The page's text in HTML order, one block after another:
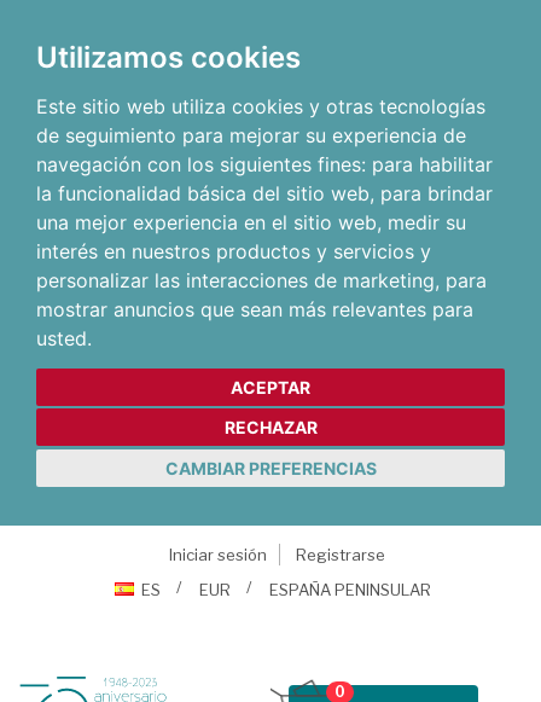
Utilizamos cookies
Este sitio web utiliza cookies y otras tecnologías
de seguimiento para mejorar su experiencia de
navegación con los siguientes fines: para habilitar
la funcionalidad básica del sitio web, para brindar
una mejor experiencia en el sitio web, medir su
interés en nuestros productos y servicios y
personalizar las interacciones de marketing, para
mostrar anuncios que sean más relevantes para
usted.
ACEPTAR
RECHAZAR
CAMBIAR PREFERENCIAS
Iniciar sesión
Registrarse
ES
EUR ESPAÑA PENINSULAR
0